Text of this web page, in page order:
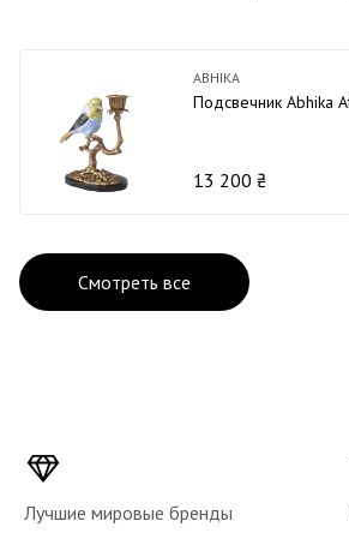
ABHIKA
Подсвечник Abhika
13 200 ₴
Смотреть все
Лучшие мировые бренды